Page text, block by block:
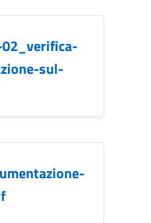
sul-